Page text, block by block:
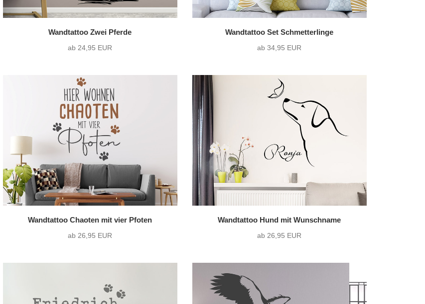
Wandtattoo Zwei Pferde
ab 24,95 EUR
Wandtattoo Set Schmetterlinge
ab 34,95 EUR
Wandtattoo Chaoten mit vier Pfoten
ab 26,95 EUR
Wandtattoo Hund mit Wunschname
ab 26,95 EUR